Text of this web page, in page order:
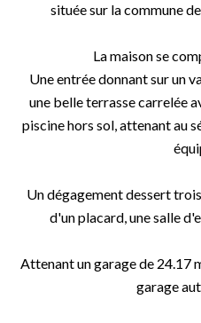
située sur la commune
La maison se
Une entrée donnant sur un
une belle terrasse carrelée
piscine hors sol, attenant au
Un dégagement dessert
d'un placard, une salle
Attenant un garage de 24.17
garage